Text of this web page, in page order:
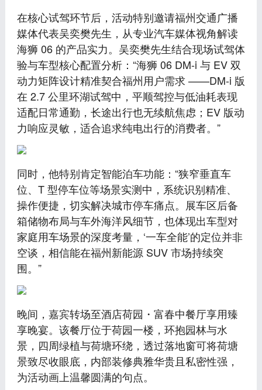
在核心试驾环节后，活动特别邀请福州交通广播
媒体代表吴奕樊先生，从专业汽车媒体视角解读
海狮 06 的产品实力。吴奕樊先生结合现场试驾体
验与车型核心配置分析：“海狮 06 DM-i 与 EV 双
动力矩阵设计精准契合福州用户需求 ——DM-i 版
在 2.7 公里环湖试驾中，平顺驾控与低油耗表现
适配日常通勤，长途出行也无续航焦虑；EV 版动
力响应灵敏，适合追求纯电出行的消费者。”
同时，他特别肯定智能泊车功能：“狭窄垂直车
位、T 型停车位等场景实测中，系统识别精准、
操作便捷，切实解决城市停车痛点。展车区后备
箱储物布局与车外海洋风细节，也体现出车型对
家庭用车场景的深度考量，‘一车全能’的定位并非
空谈，相信能在福州新能源 SUV 市场持续突
围。”
晚间，嘉宾转场至酒店荷园・富春中餐厅享用臻
享晚宴。该餐厅位于荷园一楼，环抱园林与水
景，四周绿植与荷塘环绕，透过落地窗可将荷塘
景致尽收眼底，内部装修典雅华贵且私密性强，
为活动画上温馨圆满的句点。